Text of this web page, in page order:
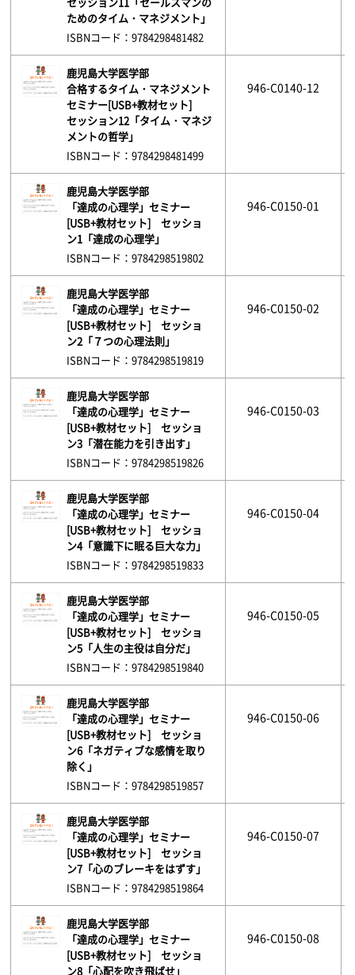
ためのタイム・マネジメント」
ISBNコード：9784298481482
鹿児島大学医学部
合格するタイム・マネジメント
セミナー[USB+教材セット]
セッション12「タイム・マネジ
メントの哲学」
ISBNコード：9784298481499
946-C0140-12
鹿児島大学医学部
「達成の心理学」セミナー
[USB+教材セット] セッショ
ン1「達成の心理学」
ISBNコード：9784298519802
946-C0150-01
鹿児島大学医学部
「達成の心理学」セミナー
[USB+教材セット] セッショ
ン2「７つの心理法則」
ISBNコード：9784298519819
946-C0150-02
鹿児島大学医学部
「達成の心理学」セミナー
[USB+教材セット] セッショ
ン3「潜在能力を引き出す」
ISBNコード：9784298519826
946-C0150-03
鹿児島大学医学部
「達成の心理学」セミナー
[USB+教材セット] セッショ
ン4「意識下に眠る巨大な力」
ISBNコード：9784298519833
946-C0150-04
鹿児島大学医学部
「達成の心理学」セミナー
[USB+教材セット] セッショ
ン5「人生の主役は自分だ」
ISBNコード：9784298519840
946-C0150-05
鹿児島大学医学部
「達成の心理学」セミナー
[USB+教材セット] セッショ
ン6「ネガティブな感情を取り
除く」
ISBNコード：9784298519857
946-C0150-06
鹿児島大学医学部
「達成の心理学」セミナー
[USB+教材セット] セッショ
ン7「心のブレーキをはずす」
ISBNコード：9784298519864
946-C0150-07
鹿児島大学医学部
「達成の心理学」セミナー
[USB+教材セット] セッショ
ン8「心配を吹き飛ばせ」
946-C0150-08